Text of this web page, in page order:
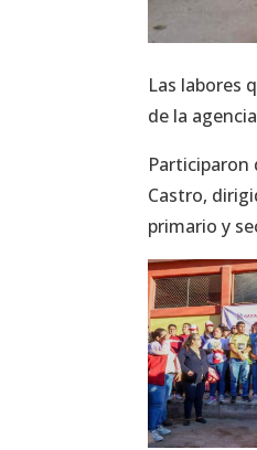
Las labores
de la
Participaron
Castro,
primario y